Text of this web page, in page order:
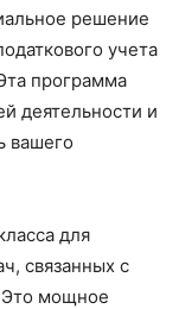
решение
учета
программа
деятельности и
вашего
для
связанных с
Это мощное